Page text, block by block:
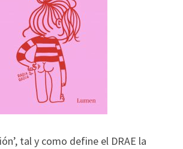
tal y como define el DRAE la